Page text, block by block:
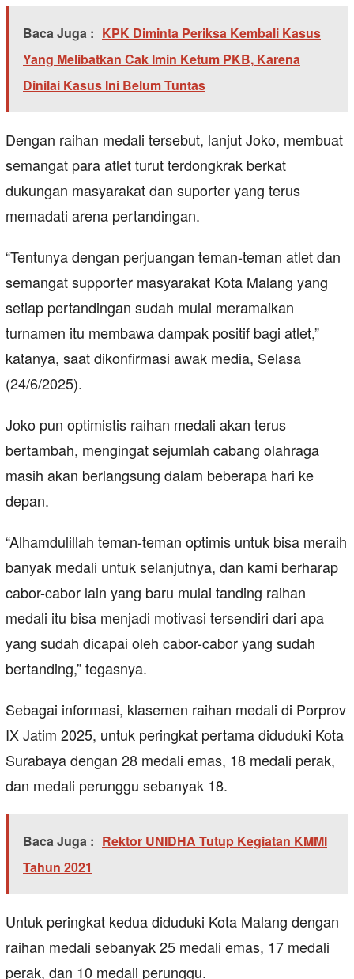
Baca Juga : KPK Diminta Periksa Kembali Kasus
Yang Melibatkan Cak Imin Ketum PKB, Karena
Dinilai Kasus Ini Belum Tuntas
Dengan raihan medali tersebut, lanjut Joko, membuat
semangat para atlet turut terdongkrak berkat
dukungan masyarakat dan suporter yang terus
memadati arena pertandingan.
“Tentunya dengan perjuangan teman-teman atlet dan
semangat supporter masyarakat Kota Malang yang
setiap pertandingan sudah mulai meramaikan
turnamen itu membawa dampak positif bagi atlet,”
katanya, saat dikonfirmasi awak media, Selasa
(24/6/2025).
Joko pun optimistis raihan medali akan terus
bertambah, mengingat sejumlah cabang olahraga
masih akan berlangsung dalam beberapa hari ke
depan.
“Alhamdulillah teman-teman optimis untuk bisa meraih
banyak medali untuk selanjutnya, dan kami berharap
cabor-cabor lain yang baru mulai tanding raihan
medali itu bisa menjadi motivasi tersendiri dari apa
yang sudah dicapai oleh cabor-cabor yang sudah
bertanding,” tegasnya.
Sebagai informasi, klasemen raihan medali di Porprov
IX Jatim 2025, untuk peringkat pertama diduduki Kota
Surabaya dengan 28 medali emas, 18 medali perak,
dan medali perunggu sebanyak 18.
Baca Juga : Rektor UNIDHA Tutup Kegiatan KMMI
Tahun 2021
Untuk peringkat kedua diduduki Kota Malang dengan
raihan medali sebanyak 25 medali emas, 17 medali
perak, dan 10 medali perunggu.